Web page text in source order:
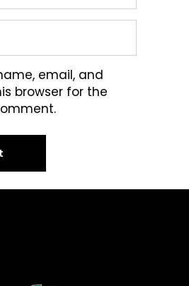
email, and
browser for the